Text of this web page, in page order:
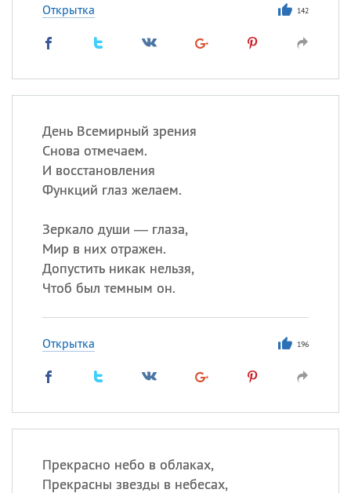
Открытка 142
День Всемирный зрения
Снова отмечаем.
И восстановления
Функций глаз желаем.
Зеркало души — глаза,
Мир в них отражен.
Допустить никак нельзя,
Чтоб был темным он.
Открытка 196
Прекрасно небо в облаках,
Прекрасны звезды в небесах,